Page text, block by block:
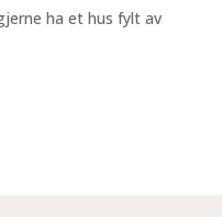
ha et hus fylt av